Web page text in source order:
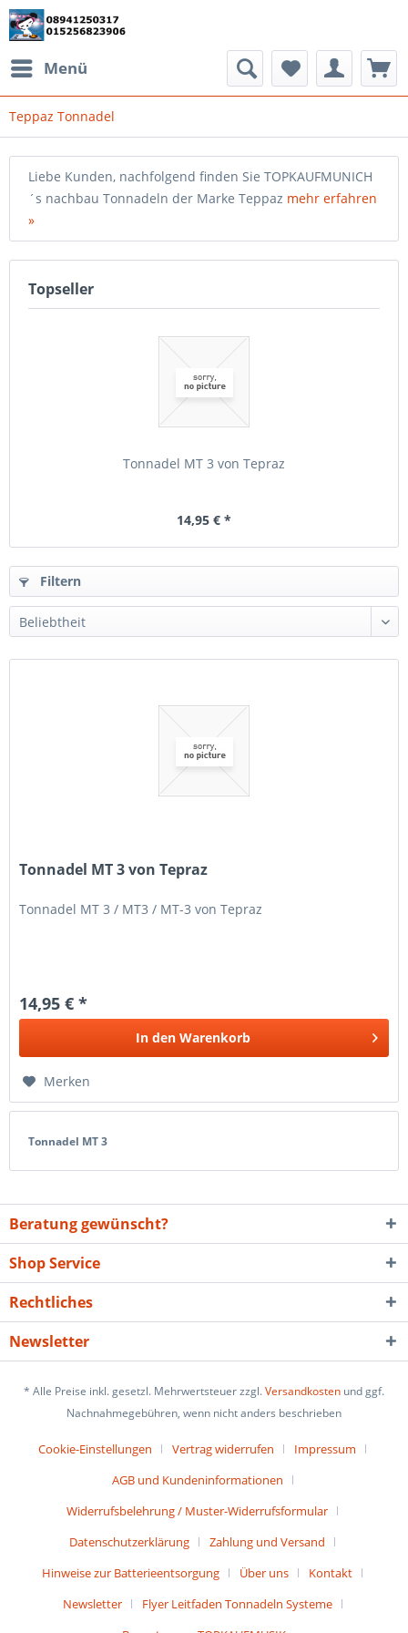
Menü
Teppaz Tonnadel
Liebe Kunden, nachfolgend finden Sie TOPKAUFMUNICH
´s nachbau Tonnadeln der Marke Teppaz mehr erfahren
»
Topseller
Tonnadel MT 3 von Tepraz
14,95 € *
Filtern
Tonnadel MT 3 von Tepraz
Tonnadel MT 3 / MT3 / MT-3 von Tepraz
14,95 € *
In den Warenkorb
Merken
Tonnadel MT 3
Beratung gewünscht?
Shop Service
Rechtliches
Newsletter
* Alle Preise inkl. gesetzl. Mehrwertsteuer zzgl.Versandkosten und ggf.
Nachnahmegebühren, wenn nicht anders beschrieben
Cookie-Einstellungen Vertrag widerrufen
Impressum
AGB und Kundeninformationen
Widerrufsbelehrung / Muster-Widerrufsformular
Datenschutzerklärung
Zahlung und Versand
Hinweise zur Batterieentsorgung
Über uns
Kontakt
Newsletter
Flyer Leitfaden Tonnadeln Systeme